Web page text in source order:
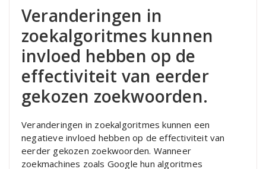
Veranderingen in
zoekalgoritmes kunnen
invloed hebben op de
effectiviteit van eerder
gekozen zoekwoorden.
Veranderingen in zoekalgoritmes kunnen een
negatieve invloed hebben op de effectiviteit van
eerder gekozen zoekwoorden. Wanneer
zoekmachines zoals Google hun algoritmes